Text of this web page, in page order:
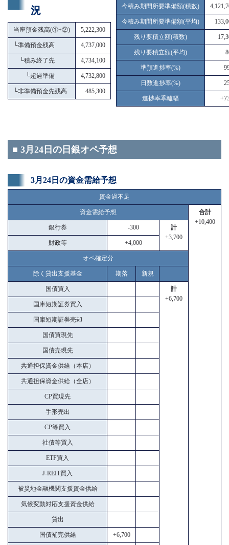
況
当座預金残高(①+②) 5,222,300
└準備預金残高 4,737,000
└積み終了先 4,734,100
└超過準備 4,732,800
└非準備預金先残高 485,300
今積み期間所要準備額(積数)
今積み期間所要準備額(平均)
残り要積立額(積数)
残り要積立額(平均)
準預進捗率(%)
日数進捗率(%)
進捗率乖離幅
■ 3月24日の日銀オペ予想
3月24日の資金需給予想
資金過不足
資金需給予想
合計
+10,400
銀行券 -300
計
+3,700
財政等 +4,000
オペ確定分
除く貸出支援基金 期落 新規
国債買入
計
+6,700
国庫短期証券買入
国庫短期証券売却
国債買現先
国債売現先
共通担保資金供給（本店）
共通担保資金供給（全店）
CP買現先
手形売出
CP等買入
社債等買入
ETF買入
J-REIT買入
被災地金融機関支援資金供給
気候変動対応支援資金供給
貸出
国債補完供給 +6,700